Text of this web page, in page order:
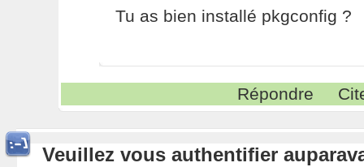
Tu as bien installé pkgconfig ?
Répondre
Veuillez vous authentifier